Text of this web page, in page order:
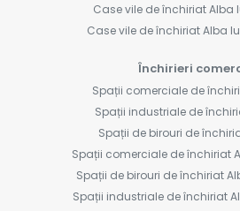
Case vile de închiriat Alba
Case vile de închiriat Alba
Închirieri
Spații comerciale de
Spații industriale de
Spații de birouri de
Spații comerciale de închiriat
Spații de birouri de închiriat
Spații industriale de închiriat